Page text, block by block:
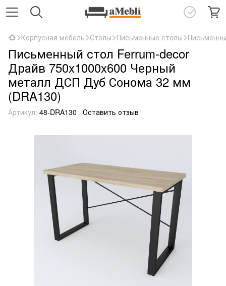
Корпусная мебель Столы Письменные столы
Письменный стол Ferrum-decor
Драйв 750x1000x600 Черный
металл ДСП Дуб Сонома 32 мм
(DRA130)
Артикул: 48-DRA130 Оставить отзыв